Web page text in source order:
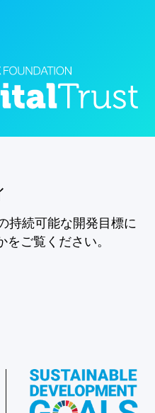
持続可能な開発目標に
ご覧ください。